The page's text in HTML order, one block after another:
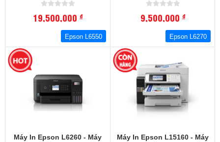
19,500,000đ
Epson L6550
9,500,000đ
Epson L6270
Máy In Epson L6260 - Máy
Máy In Epson L15160 - Máy